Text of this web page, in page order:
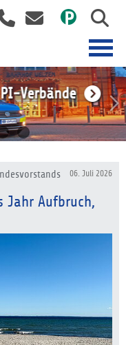
06. Juli 2026
Jahr Aufbruch,